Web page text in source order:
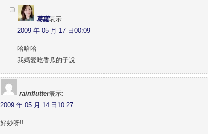
葛蘿表示:
2009 年 05 月 17 日00:09
哈哈哈
我媽愛吃香瓜的子說
rainflutter表示:
2009 年 05 月 14 日10:27
好妙呀!!